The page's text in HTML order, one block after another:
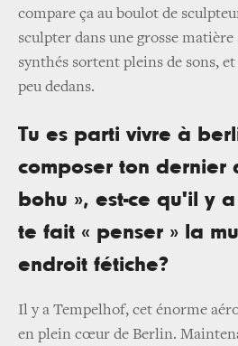
compare ça au boulot de
sculpter dans une grosse matière
synthés sortent pleins de sons,
peu dedans.
Tu es parti vivre à
composer ton dernier
bohu », est-ce qu'il y
te fait « penser » la
endroit fétiche?
Il y a Tempelhof, cet énorme
en plein cœur de Berlin.